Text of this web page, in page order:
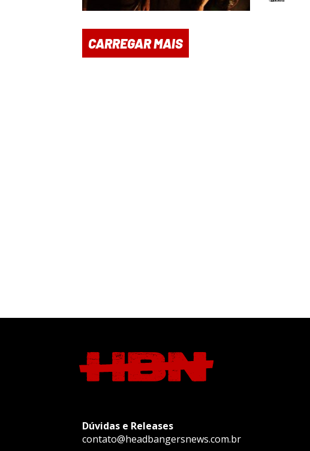
CARREGAR MAIS
Dúvidas e Releases
contato@headbangersnews.com.br